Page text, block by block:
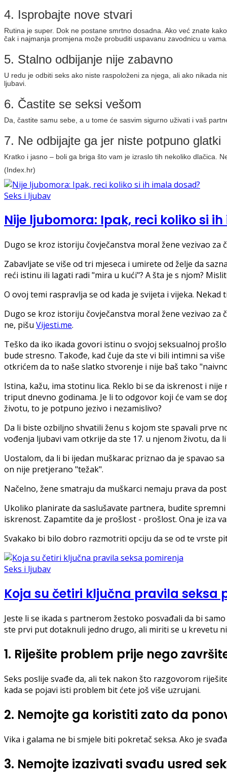
4. Isprobajte nove stvari
Rutina je super. Dok ne postane smrtno dosadna. Ako već znate
čak i najmanja promjena može probuditi uspavanu zavodnicu u
5. Stalno odbijanje nije zabavno
U redu je odbiti seks ako niste raspoloženi za njega, ali ako nikada
ljubavi.
6. Častite se seksi vešom
Da, častite samu sebe, a u tome će sasvim sigurno uživati i vaš
7. Ne odbijajte ga jer niste potpuno glatki
Kratko i jasno – boli ga briga što vam je izraslo tih nekoliko dlačica.
(Index.hr)
Seks i ljubav
Nije ljubomora: Ipak, reci koliko si
Dugo se kroz istoriju čovječanstva moral žene vezivao
Zabavljate se više od tri mjeseca i umirete od želje da
reći istinu ili lagati radi "mira u kući"? A šta je s njom?
O ovoj temi raspravlja se od kada je svijeta i vijeka.
Dugo se kroz istoriju čovječanstva moral žene vezivao
ne, pišu Vijesti.me.
Teško da iko ikada govori istinu o svojoj seksualnoj
bude stresno. Takođe, kad čuje da ste vi bili intimni sa
otkrićem da to naše slatko stvorenje i nije baš tako
Istina, kažu, ima stotinu lica. Reklo bi se da iskrenost i
triput dnevno godinama. Je li to odgovor koji će vam se
životu, to je potpuno jezivo i nezamislivo?
Da li biste ozbiljno shvatili ženu s kojom ste spavali prve
vođenja ljubavi vam otkrije da ste 17. u njenom životu, da
Uostalom, da li bi ijedan muškarac priznao da je spavao
on nije pretjerano "težak".
Načelno, žene smatraju da muškarci nemaju prava da
Ukoliko planirate da saslušavate partnera, budite
iskrenost. Zapamtite da je prošlost - prošlost. Ona je iza
Svakako bi bilo dobro razmotriti opciju da se od te vrste
Seks i ljubav
Koja su četiri ključna pravila seksa
Jeste li se ikada s partnerom žestoko posvađali da bi
ste prvi put dotaknuli jedno drugo, ali miriti se u krevetu
1. Riješite problem prije nego
Seks poslije svađe da, ali tek nakon što razgovorom
kada se pojavi isti problem bit ćete još više uzrujani.
2. Nemojte ga koristiti zato da
Vika i galama ne bi smjele biti pokretač seksa. Ako je
3. Nemojte izazivati svađu usred